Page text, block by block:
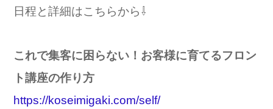
日程と詳細はこちらから⇩
これで集客に困らない！お客様に育てるフロン
ト講座の作り方
https://koseimigaki.com/self/